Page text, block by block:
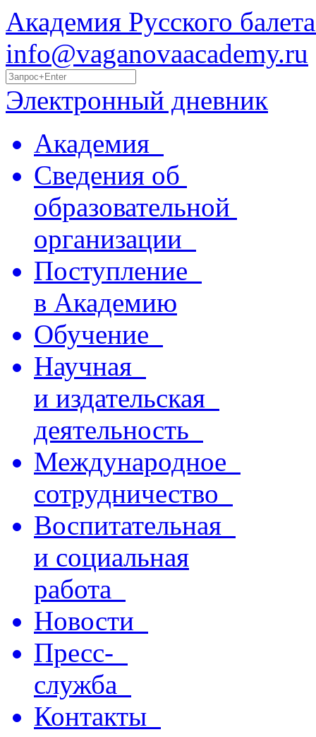
Академия Русского
info@vaganovaacademy.ru
Электронный дневник
Академия
Сведения об
образовательной
организации
Поступление
в Академию
Обучение
Научная
и издательская
деятельность
Международное
сотрудничество
Воспитательная
и социальная
работа
Новости
Пресс-
служба
Контакты